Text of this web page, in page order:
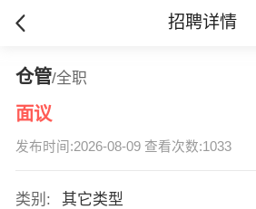
招聘详情
仓管/全职
面议
发布时间:2026-08-09 查看次数:1033
类别:
其它类型